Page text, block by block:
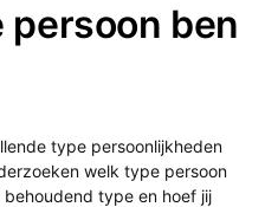
persoon ben
type persoonlijkheden
welk type persoon
type en hoef jij